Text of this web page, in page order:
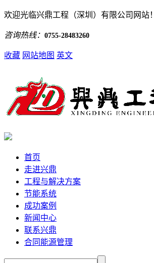
欢迎光临兴鼎工程（深圳）有限公司网站！
咨询热线： 0755-28483260
收藏 网站地图 英文
首页
走进兴鼎
工程与解决方案
节能系统
成功案例
新闻中心
联系兴鼎
合同能源管理